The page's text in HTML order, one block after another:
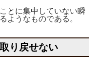
とに集中していない瞬
ようなものである。
り戻せない